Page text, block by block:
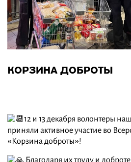
КОРЗИНА ДОБРОТЫ
12 и 13 декабря волонтеры
приняли активное участие во
«Корзина доброты»!
Благодаря их труду и